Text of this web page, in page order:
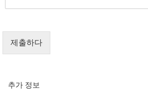
제출하다
추가 정보